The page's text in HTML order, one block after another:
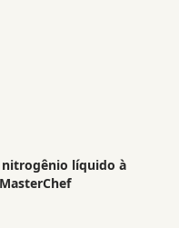
nitrogênio líquido à